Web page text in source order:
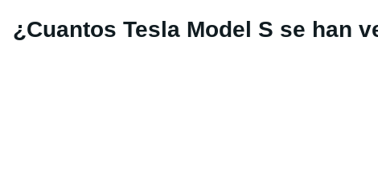
¿Cuantos Tesla Model S se han